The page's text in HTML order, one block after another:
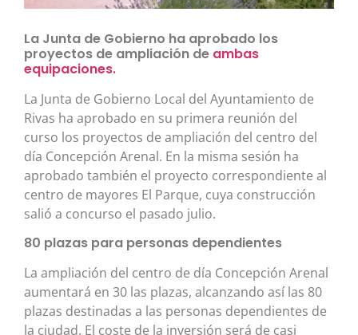
La Junta de Gobierno ha aprobado los
proyectos de ampliación de ambas
equipaciones.
La Junta de Gobierno Local del Ayuntamiento de
Rivas ha aprobado en su primera reunión del
curso los proyectos de ampliación del centro del
día Concepción Arenal. En la misma sesión ha
aprobado también el proyecto correspondiente al
centro de mayores El Parque, cuya construcción
salió a concurso el pasado julio.
80 plazas para personas dependientes
La ampliación del centro de día Concepción Arenal
aumentará en 30 las plazas, alcanzando así las 80
plazas destinadas a las personas dependientes de
la ciudad. El coste de la inversión será de casi